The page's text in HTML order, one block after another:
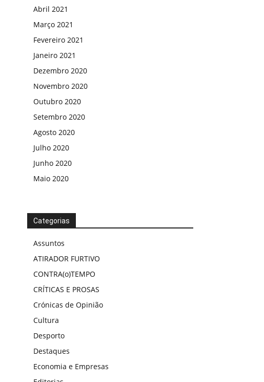
Abril 2021
Março 2021
Fevereiro 2021
Janeiro 2021
Dezembro 2020
Novembro 2020
Outubro 2020
Setembro 2020
Agosto 2020
Julho 2020
Junho 2020
Maio 2020
Categorias
Assuntos
ATIRADOR FURTIVO
CONTRA(o)TEMPO
CRÍTICAS E PROSAS
Crónicas de Opinião
Cultura
Desporto
Destaques
Economia e Empresas